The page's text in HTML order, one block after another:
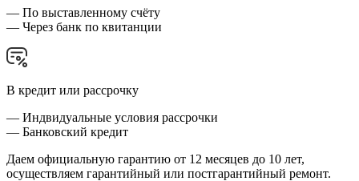
— По выставленному счёту
— Через банк по квитанции
В кредит или рассрочку
— Индвидуальные условия рассрочки
— Банковский кредит
Даем официальную гарантию от 12 месяцев до 10 лет,
осуществляем гарантийный или постгарантийный ремонт.